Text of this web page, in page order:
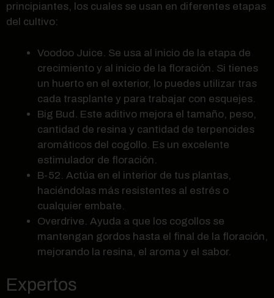
principiantes, los cuales se usan en diferentes etapas
del cultivo:
Voodoo Juice. Se usa al inicio de la etapa de
crecimiento y al inicio de la floración. Si tienes
un huerto en el exterior, lo puedes utilizar tras
cada trasplante y para trabajar con esquejes.
Big Bud. Este aditivo mejora el tamaño, peso,
cantidad de resina y cantidad de terpenoides
aromáticos del cogollo. Es un excelente
estimulador de floración.
B-52. Actúa en el interior de tus plantas,
haciéndolas más resistentes al estrés o
cualquier embate.
Overdrive. Ayuda a que los cogollos se
mantengan gordos hasta el final de la floración,
mejorando la resina, el aroma y el sabor.
Expertos